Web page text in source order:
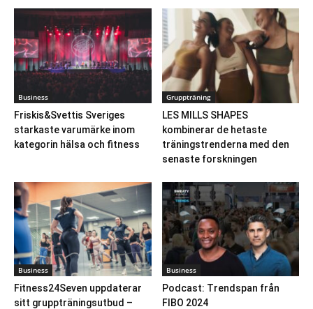
Business
Friskis&Svettis Sveriges
starkaste varumärke inom
kategorin hälsa och fitness
Gruppträning
LES MILLS SHAPES
kombinerar de hetaste
träningstrenderna med den
senaste forskningen
Business
Fitness24Seven uppdaterar
sitt gruppträningsutbud –
Business
Podcast: Trendspan från
FIBO 2024